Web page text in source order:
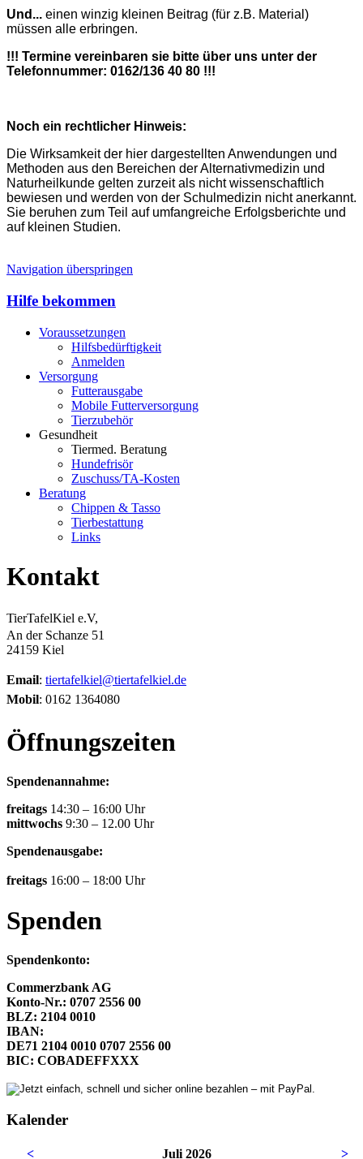
Und... einen winzig kleinen Beitrag (für z.B. Material)
müssen alle erbringen.
!!! Termine vereinbaren sie bitte über uns unter der
Telefonnummer: 0162/136 40 80 !!!
Noch ein rechtlicher Hinweis:
Die Wirksamkeit der hier dargestellten Anwendungen und
Methoden aus den Bereichen der Alternativmedizin und
Naturheilkunde gelten zurzeit als nicht wissenschaftlich
bewiesen und werden von der Schulmedizin nicht anerkannt.
Sie beruhen zum Teil auf umfangreiche Erfolgsberichte und
auf kleinen Studien.
Navigation überspringen
Hilfe bekommen
Voraussetzungen
Hilfsbedürftigkeit
Anmelden
Versorgung
Futterausgabe
Mobile Futterversorgung
Tierzubehör
Gesundheit
Tiermed. Beratung
Hundefrisör
Zuschuss/TA-Kosten
Beratung
Chippen & Tasso
Tierbestattung
Links
Kontakt
TierTafelKiel e.V,
An der Schanze 51
24159 Kiel
Email: tiertafelkiel@tiertafelkiel.de
Mobil: 0162 1364080
Öffnungszeiten
Spendenannahme:
freitags 14:30 – 16:00 Uhr
mittwochs 9:30 – 12.00 Uhr
Spendenausgabe:
freitags 16:00 – 18:00 Uhr
Spenden
Spendenkonto:
Commerzbank AG
Konto-Nr.: 0707 2556 00
BLZ: 2104 0010
IBAN:
DE71 2104 0010 0707 2556 00
BIC: COBADEFFXXX
Kalender
< Juli 2026 >